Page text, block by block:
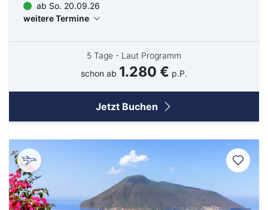
ab So. 20.09.26
weitere Termine
5 Tage - Laut Programm
schon ab 1.280 € p.P.
Jetzt Buchen